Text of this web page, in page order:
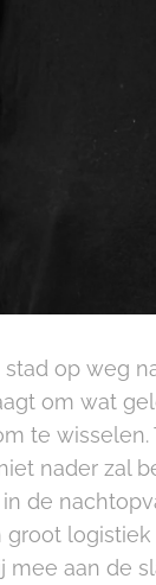
op weg
om wat
te wisselen.
nader zal
de
groot
mee aan de